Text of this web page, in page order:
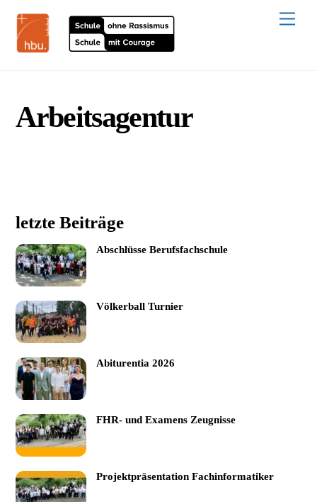
content
Arbeitsagentur
letzte Beiträge
Abschlüsse Berufsfachschule
Völkerball Turnier
Abiturentia 2026
FHR- und Examens Zeugnisse
Projektpräsentation Fachinformatiker